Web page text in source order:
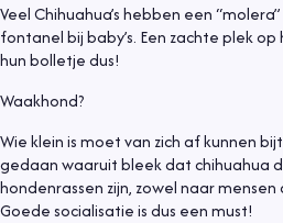
Veel Chihuahua’s hebben een
fontanel bij baby’s. Een zachte plek
hun bolletje dus!
Waakhond?
Wie klein is moet van zich af kunnen
gedaan waaruit bleek dat chihuahua
hondenrassen zijn, zowel naar
Goede socialisatie is dus een must!